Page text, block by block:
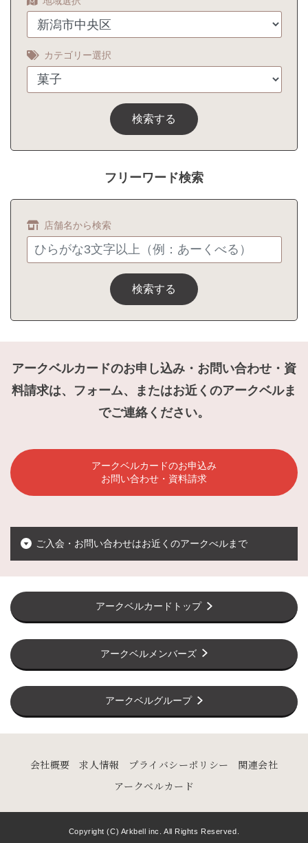
カテゴリー選択
検索する
フリーワード検索
店舗名から検索
検索する
アークベルカードのお申し込み・お問い合わせ・資
料請求は、フォーム、またはお近くのアークベルま
でご連絡ください。
アークベルカードのお申込み
お問い合わせ・資料請求
ご入会・お問い合わせはお近くのアークべルまで
アークベルカードトップ
アークベルメンバーズ
アークベルグループ
会社概要 求人情報 プライバシーポリシー
関連会社
アークベルカード
Copyright (C) Arkbell inc. All Rights Reserved.